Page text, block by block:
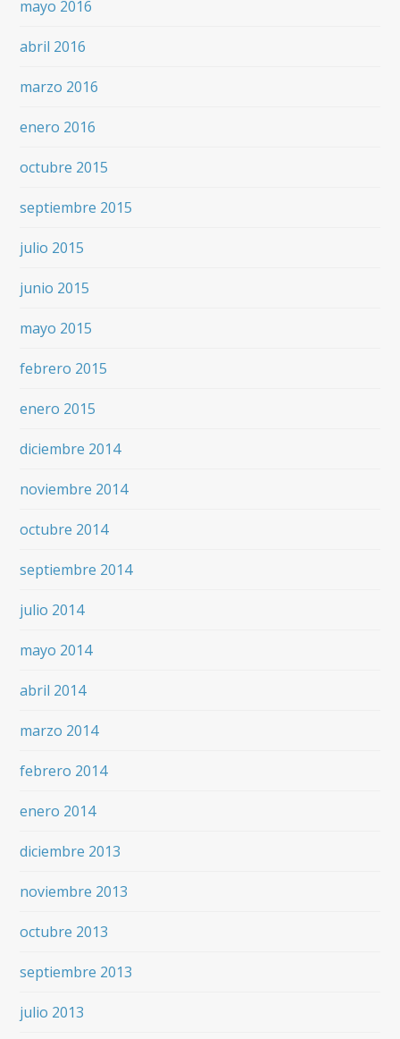
mayo 2016
abril 2016
marzo 2016
enero 2016
octubre 2015
septiembre 2015
julio 2015
junio 2015
mayo 2015
febrero 2015
enero 2015
diciembre 2014
noviembre 2014
octubre 2014
septiembre 2014
julio 2014
mayo 2014
abril 2014
marzo 2014
febrero 2014
enero 2014
diciembre 2013
noviembre 2013
octubre 2013
septiembre 2013
julio 2013